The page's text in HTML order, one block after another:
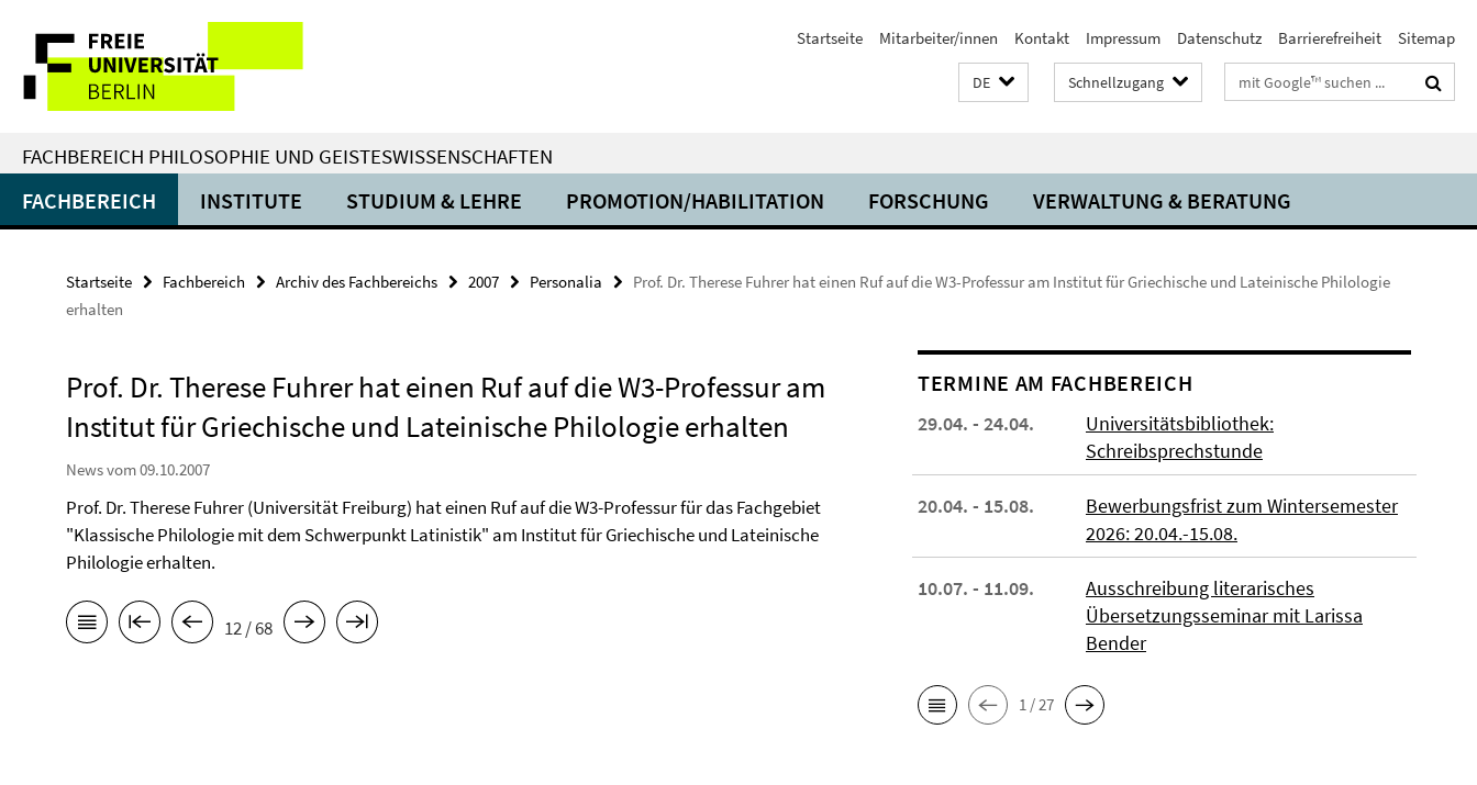
direkt
Inhalt
Service-
Navigation
Startseite Mitarbeiter/innen Kontakt Impressum Datenschutz Barrierefreiheit Sitemap
DE Schnellzugang Suchbegriffe
FACHBEREICH PHILOSOPHIE UND GEISTESWISSENSCHAFTEN
FACHBEREICH INSTITUTE STUDIUM & LEHRE PROMOTION/HABILITATION FORSCHUNG VERWALTUNG & BERATUNG
Startseite Fachbereich Archiv des Fachbereichs 2007 Personalia
Prof. Dr. Therese Fuhrer hat einen Ruf auf die W3-Professur am Institut für Griechische und Lateinische Philologie
erhalten
Prof. Dr. Therese Fuhrer hat einen Ruf auf die W3-Professur am
Institut für Griechische und Lateinische Philologie erhalten
News vom 09.10.2007
Prof. Dr. Therese Fuhrer (Universität Freiburg) hat einen Ruf auf die W3-Professur für das Fachgebiet
"Klassische Philologie mit dem Schwerpunkt Latinistik" am Institut für Griechische und Lateinische
Philologie erhalten.
12 / 68
TERMINE AM FACHBEREICH
29.04. - 24.04.
Universitätsbibliothek:
Schreibsprechstunde
20.04. - 15.08.
Bewerbungsfrist zum Wintersemester
2026: 20.04.-15.08.
10.07. - 11.09.
Ausschreibung literarisches
Übersetzungsseminar mit Larissa
Bender
1 / 27